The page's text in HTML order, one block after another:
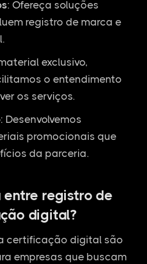
: Ofereça soluções
registro de marca e
exclusivo,
o entendimento
os serviços.
: Desenvolvemos
promocionais que
da parceria.
entre registro de
digital?
certificação digital são
empresas que buscam